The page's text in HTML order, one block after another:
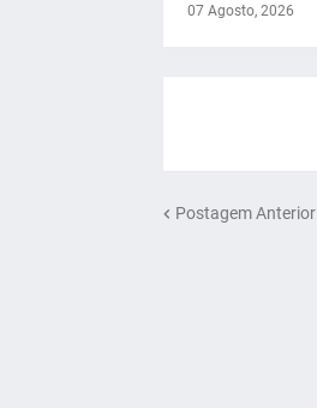
07 Agosto, 2026
Postagem Anterior